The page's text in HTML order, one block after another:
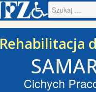
Rehabilitacja
Cichych